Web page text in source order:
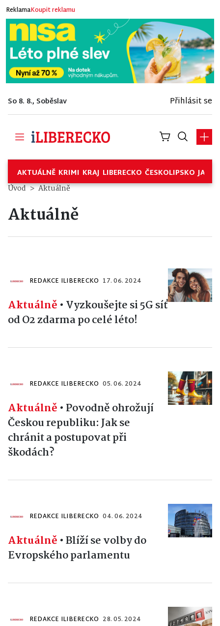
ReklamaKoupit reklamu
So 8. 8., Soběslav Přihlásit se
AKTUÁLNĚ KRIMI KRAJ LIBERECKO ČESKOLIPSKO
Úvod Aktuálně
Aktuálně
REDAKCE ILIBERECKO 17. 06. 2024
Aktuálně • Vyzkoušejte si 5G síť
od O2 zdarma po celé léto!
REDAKCE ILIBERECKO 05. 06. 2024
Aktuálně • Povodně ohrožují
Českou republiku: Jak se
chránit a postupovat při
škodách?
REDAKCE ILIBERECKO 04. 06. 2024
Aktuálně •Blíží se volby do
Evropského parlamentu
REDAKCE ILIBERECKO 28. 05. 2024